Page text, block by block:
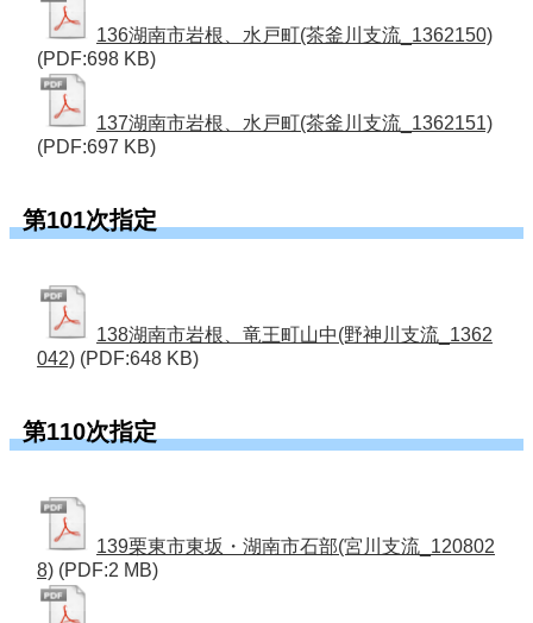
136湖南市岩根、水戸町(茶釜川支流_1362150)
(PDF:698 KB)
137湖南市岩根、水戸町(茶釜川支流_1362151)
(PDF:697 KB)
第101次指定
138湖南市岩根、竜王町山中(野神川支流_1362
042) (PDF:648 KB)
第110次指定
139栗東市東坂・湖南市石部(宮川支流_120802
8) (PDF:2 MB)